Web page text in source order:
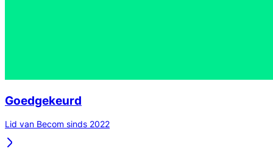
Goedgekeurd
Lid van Becom sinds 2022